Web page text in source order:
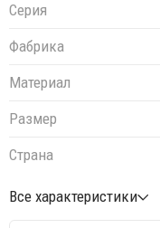
Серия
Фабрика
Материал
Размер
Страна
Все характеристики